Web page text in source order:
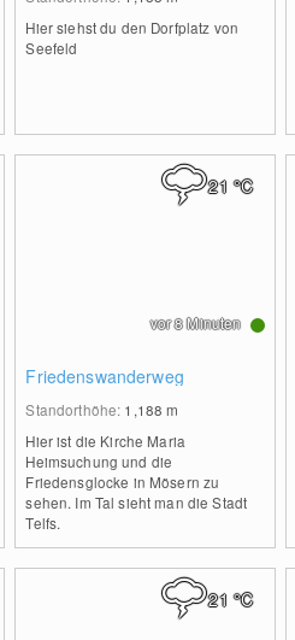
Hier siehst du den Dorfplatz von
Seefeld
Friedenswanderweg
Standorthöhe: 1,188m
Hier ist die Kirche Maria
Heimsuchung und die
Friedensglocke in Mösern zu
sehen. Im Tal sieht man die Stadt
Telfs.
21°C
vor 8 Minuten
21°C